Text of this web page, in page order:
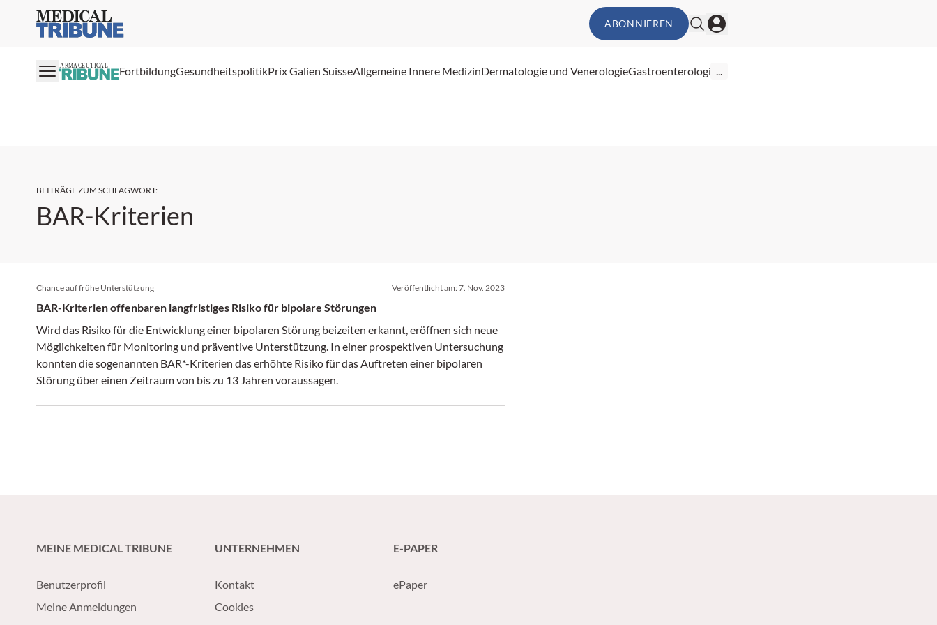
Medical Tribune ABONNIEREN
PHARMACEUTICAL FortbildungGesundheitspolitikPrix Galien SuisseAllgemeine Innere MedizinDermatologie und VenerologieGastroenterologie...
BEITRÄGE ZUM SCHLAGWORT:
BAR-Kriterien
Chance auf frühe Unterstützung Veröffentlicht am:7. Nov. 2023
BAR-Kriterien offenbaren langfristiges Risiko für bipolare Störungen
Wird das Risiko für die Entwicklung einer bipolaren Störung beizeiten erkannt, eröffnen sich neue
Möglichkeiten für Monitoring und präventive Unterstützung. In einer prospektiven Untersuchung
konnten die sogenannten BAR*-Kriterien das erhöhte Risiko für das Auftreten einer bipolaren
Störung über einen Zeitraum von bis zu 13 Jahren voraussagen.
MEINE MEDICAL TRIBUNE
Benutzerprofil
Meine Anmeldungen
UNTERNEHMEN
Kontakt
Cookies
E-PAPER
ePaper